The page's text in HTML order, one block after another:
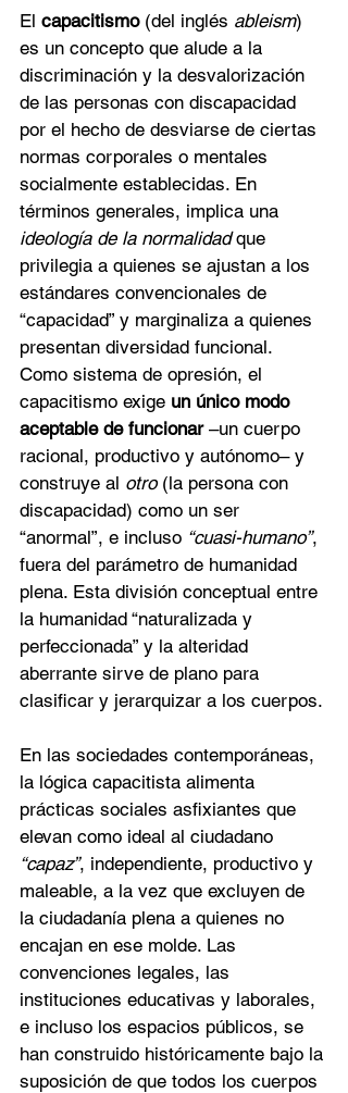
El capacitismo (del inglés ableism)
es un concepto que alude a la
discriminación y la desvalorización
de las personas con discapacidad
por el hecho de desviarse de ciertas
normas corporales o mentales
socialmente establecidas. En
términos generales, implica una
ideología de la normalidad que
privilegia a quienes se ajustan a los
estándares convencionales de
“capacidad” y marginaliza a quienes
presentan diversidad funcional.
Como sistema de opresión, el
capacitismo exige un único modo
aceptable de funcionar –un cuerpo
racional, productivo y autónomo– y
construye al otro (la persona con
discapacidad) como un ser
“anormal”, e incluso “cuasi-humano”,
fuera del parámetro de humanidad
plena. Esta división conceptual entre
la humanidad “naturalizada y
perfeccionada” y la alteridad
aberrante sirve de plano para
clasificar y jerarquizar a los cuerpos.
En las sociedades contemporáneas,
la lógica capacitista alimenta
prácticas sociales asfixiantes que
elevan como ideal al ciudadano
“capaz”, independiente, productivo y
maleable, a la vez que excluyen de
la ciudadanía plena a quienes no
encajan en ese molde. Las
convenciones legales, las
instituciones educativas y laborales,
e incluso los espacios públicos, se
han construido históricamente bajo la
suposición de que todos los cuerpos